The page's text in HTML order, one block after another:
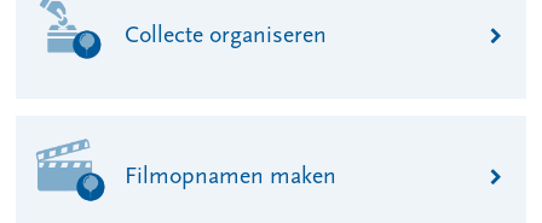
Collecte organiseren
Filmopnamen maken